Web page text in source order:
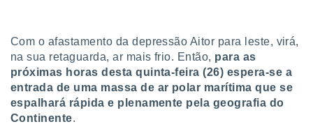
a
cookies,
a
site
caso,
de que
Com o afastamento da depressão Aitor para leste, virá,
na sua retaguarda, ar mais frio. Então, para as
próximas horas desta quinta-feira (26) espera-se a
entrada de uma massa de ar polar marítima que se
espalhará rápida e plenamente pela geografia do
Continente.